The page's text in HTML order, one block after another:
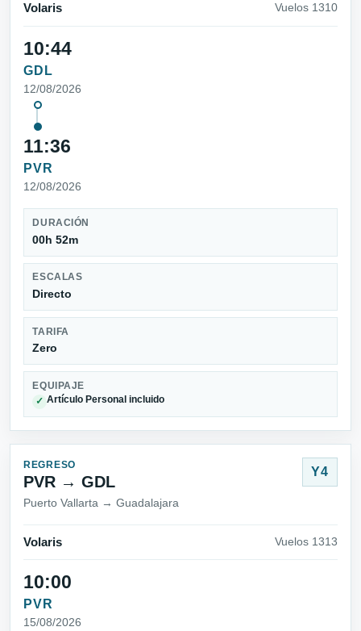
Volaris Vuelos 1310
10:44
GDL
12/08/2026
11:36
PVR
12/08/2026
DURACIÓN
00h 52m
ESCALAS
Directo
TARIFA
Zero
EQUIPAJE
✓ Artículo Personal incluido
REGRESO
PVR → GDL
Puerto Vallarta → Guadalajara
Y4
Volaris Vuelos 1313
10:00
PVR
15/08/2026